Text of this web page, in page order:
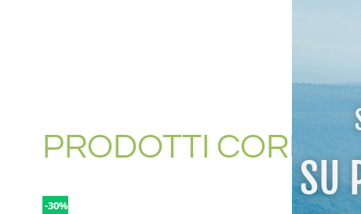
PRODOTTI
-30%
SU